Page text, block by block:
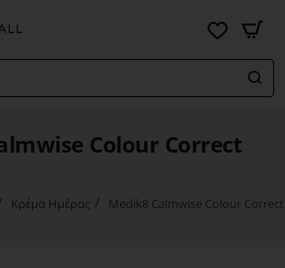
Colour Correct
Κρέμα Ημέρας Medik8 Calmwise Colour